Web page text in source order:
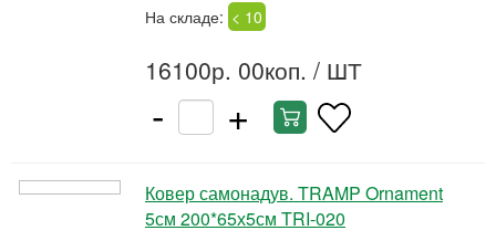
На складе: < 10
16100р. 00коп. / ШТ
- +
Ковер самонадув. TRAMP Ornament
5см 200*65х5см TRI-020